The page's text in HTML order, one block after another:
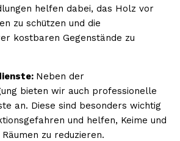
helfen dabei, das Holz vor
zu schützen und die
kostbaren Gegenstände zu
Neben der
bieten wir auch professionelle
an. Diese sind besonders wichtig
und helfen, Keime und
zu reduzieren.